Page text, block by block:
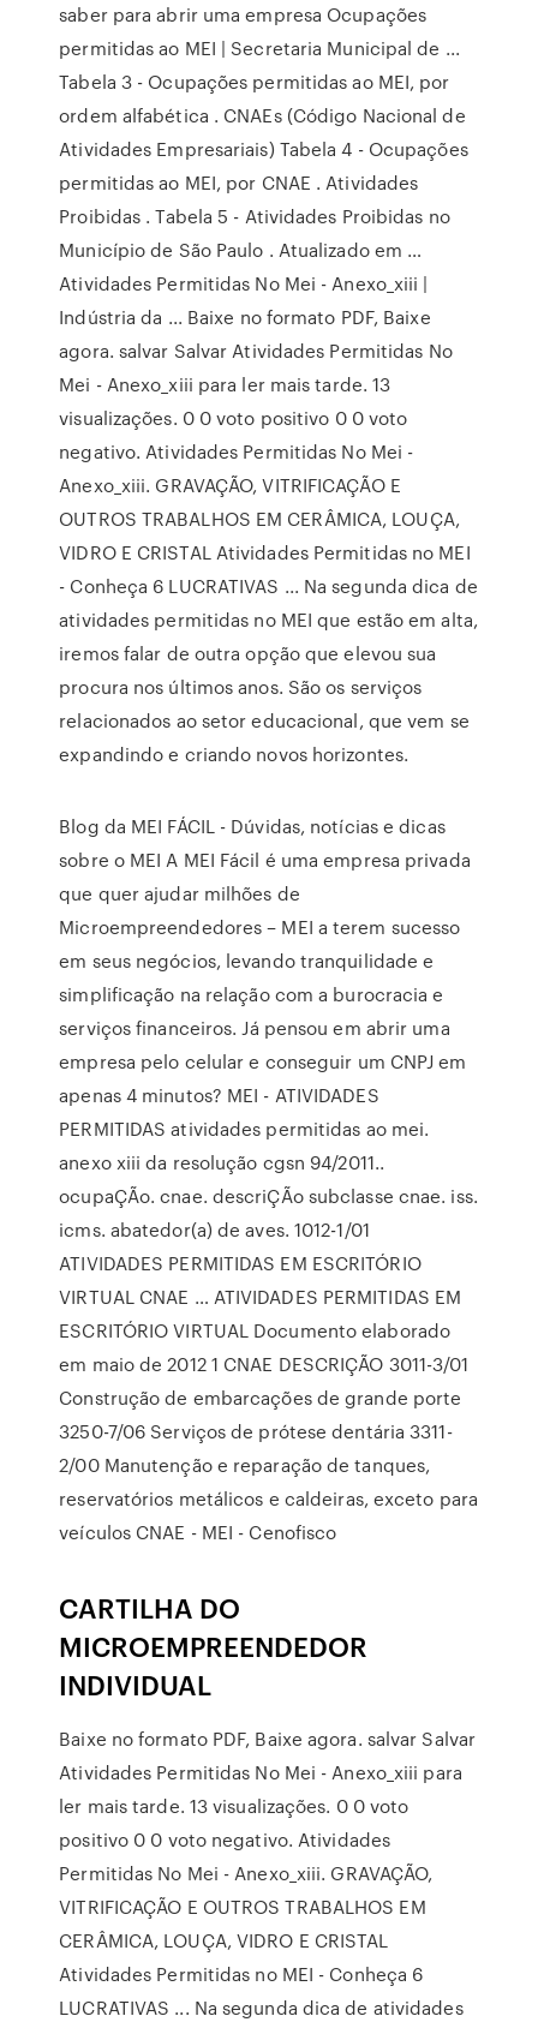
saber para abrir uma empresa Ocupações
permitidas ao MEI | Secretaria Municipal de ...
Tabela 3 - Ocupações permitidas ao MEI, por
ordem alfabética . CNAEs (Código Nacional de
Atividades Empresariais) Tabela 4 - Ocupações
permitidas ao MEI, por CNAE . Atividades
Proibidas . Tabela 5 - Atividades Proibidas no
Município de São Paulo . Atualizado em …
Atividades Permitidas No Mei - Anexo_xiii |
Indústria da ... Baixe no formato PDF, Baixe
agora. salvar Salvar Atividades Permitidas No
Mei - Anexo_xiii para ler mais tarde. 13
visualizações. 0 0 voto positivo 0 0 voto
negativo. Atividades Permitidas No Mei -
Anexo_xiii. GRAVAÇÃO, VITRIFICAÇÃO E
OUTROS TRABALHOS EM CERÂMICA, LOUÇA,
VIDRO E CRISTAL Atividades Permitidas no MEI
- Conheça 6 LUCRATIVAS ... Na segunda dica de
atividades permitidas no MEI que estão em alta,
iremos falar de outra opção que elevou sua
procura nos últimos anos. São os serviços
relacionados ao setor educacional, que vem se
expandindo e criando novos horizontes.
Blog da MEI FÁCIL - Dúvidas, notícias e dicas
sobre o MEI A MEI Fácil é uma empresa privada
que quer ajudar milhões de
Microempreendedores – MEI a terem sucesso
em seus negócios, levando tranquilidade e
simplificação na relação com a burocracia e
serviços financeiros. Já pensou em abrir uma
empresa pelo celular e conseguir um CNPJ em
apenas 4 minutos? MEI - ATIVIDADES
PERMITIDAS atividades permitidas ao mei.
anexo xiii da resolução cgsn 94/2011..
ocupaÇÃo. cnae. descriÇÃo subclasse cnae. iss.
icms. abatedor(a) de aves. 1012-1/01
ATIVIDADES PERMITIDAS EM ESCRITÓRIO
VIRTUAL CNAE … ATIVIDADES PERMITIDAS EM
ESCRITÓRIO VIRTUAL Documento elaborado
em maio de 2012 1 CNAE DESCRIÇÃO 3011-3/01
Construção de embarcações de grande porte
3250-7/06 Serviços de prótese dentária 3311-
2/00 Manutenção e reparação de tanques,
reservatórios metálicos e caldeiras, exceto para
veículos CNAE - MEI - Cenofisco
CARTILHA DO
MICROEMPREENDEDOR
INDIVIDUAL
Baixe no formato PDF, Baixe agora. salvar Salvar
Atividades Permitidas No Mei - Anexo_xiii para
ler mais tarde. 13 visualizações. 0 0 voto
positivo 0 0 voto negativo. Atividades
Permitidas No Mei - Anexo_xiii. GRAVAÇÃO,
VITRIFICAÇÃO E OUTROS TRABALHOS EM
CERÂMICA, LOUÇA, VIDRO E CRISTAL
Atividades Permitidas no MEI - Conheça 6
LUCRATIVAS ... Na segunda dica de atividades